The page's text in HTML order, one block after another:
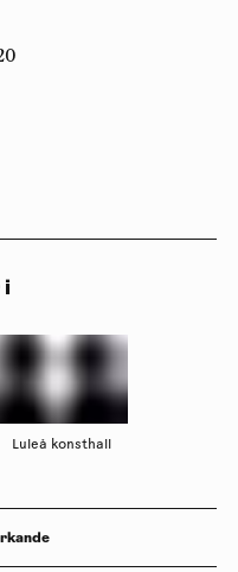
i
Luleå konsthall